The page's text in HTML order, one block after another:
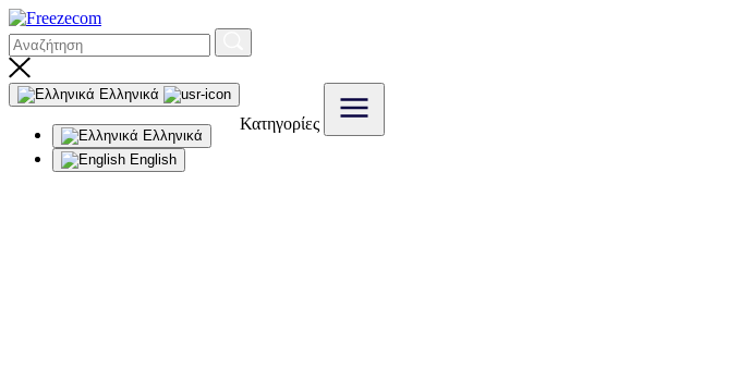
Ελληνικά
Ελληνικά
English
Κατηγορίες